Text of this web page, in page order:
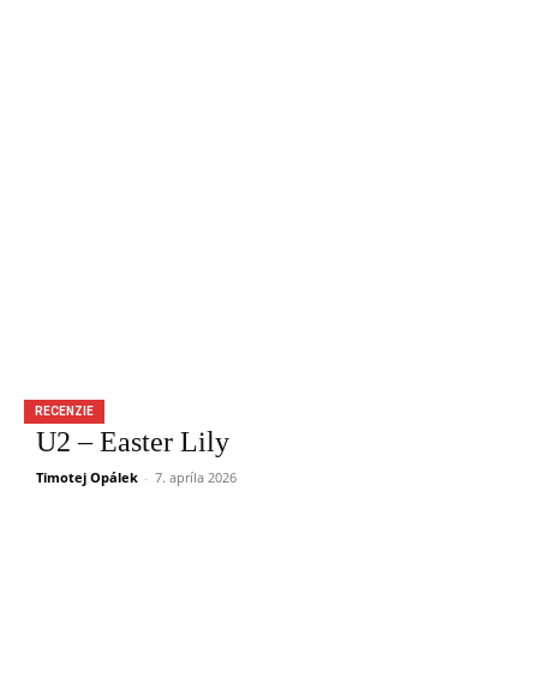
RECENZIE
U2 – Easter Lily
Timotej Opálek - 7. apríla 2026